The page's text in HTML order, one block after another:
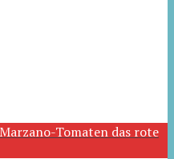
Tomaten das rote